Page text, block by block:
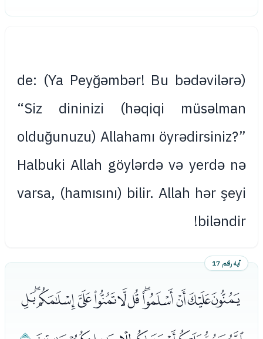
(Ya Peyğəmbər! Bu bədəvilərə) de:
“Siz dininizi (həqiqi müsəlman
olduğunuzu) Allahamı öyrədirsiniz?”
Halbuki Allah göylərdə və yerdə nə
varsa, (hamısını) bilir. Allah hər şeyi
biləndir!
آية رقم 17
ﯳﯴﯵﯶﯷﯸﯹﯺﯻﯼﯽﯾ